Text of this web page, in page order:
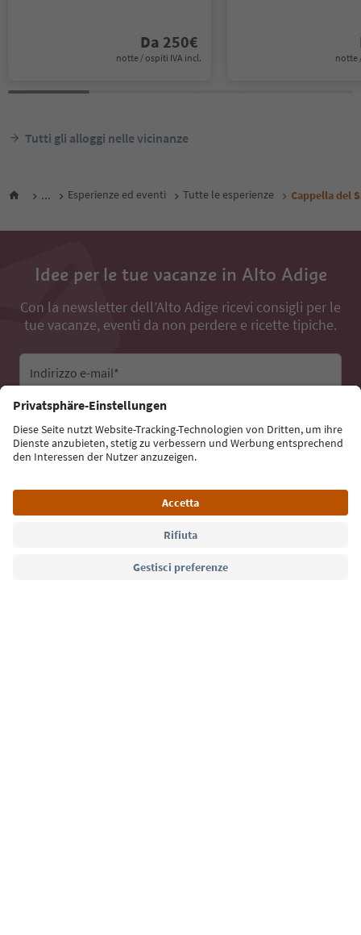
Da 250€
notte / ospiti IVA incl. notte
Tutti gli alloggi nelle vicinanze
... Esperienze ed eventi Tutte le esperienze Cappella del
Idee per le tue vacanze in Alto Adige
Con la newsletter dell’Alto Adige ricevi consigli per le
tue vacanze, eventi da non perdere e ricette tipiche.
Indirizzo e-mail*
Iscriviti alla newsletter